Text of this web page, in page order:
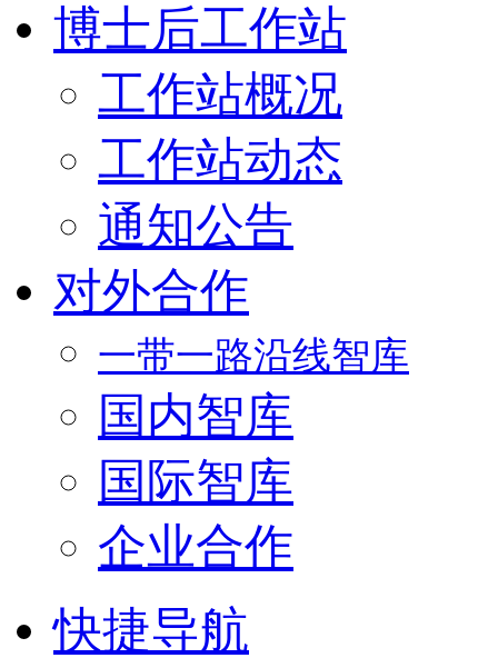
博士后工作站
工作站概况
工作站动态
通知公告
对外合作
一带一路沿线智库
国内智库
国际智库
企业合作
快捷导航